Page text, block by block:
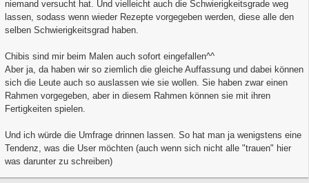
niemand versucht hat. Und vielleicht auch die Schwierigkeitsgrade weg
lassen, sodass wenn wieder Rezepte vorgegeben werden, diese alle den
selben Schwierigkeitsgrad haben.
Chibis sind mir beim Malen auch sofort eingefallen^^
Aber ja, da haben wir so ziemlich die gleiche Auffassung und dabei können
sich die Leute auch so auslassen wie sie wollen. Sie haben zwar einen
Rahmen vorgegeben, aber in diesem Rahmen können sie mit ihren
Fertigkeiten spielen.
Und ich würde die Umfrage drinnen lassen. So hat man ja wenigstens eine
Tendenz, was die User möchten (auch wenn sich nicht alle "trauen" hier
was darunter zu schreiben)